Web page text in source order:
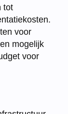
tot
voor
mogelijk
voor